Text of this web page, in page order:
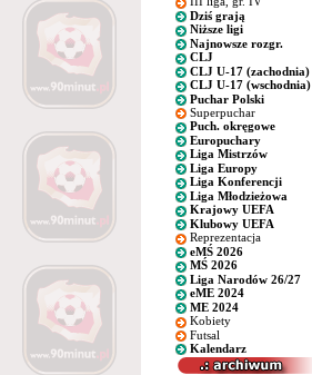
Dziś grają
Niższe ligi
Najnowsze rozgr.
CLJ
CLJ U-17 (zachodnia)
CLJ U-17 (wschodnia)
Puchar Polski
Superpuchar
Puch. okręgowe
Europuchary
Liga Mistrzów
Liga Europy
Liga Konferencji
Liga Młodzieżowa
Krajowy UEFA
Klubowy UEFA
Reprezentacja
eMŚ 2026
MŚ 2026
Liga Narodów 26/27
eME 2024
ME 2024
Kobiety
Futsal
Kalendarz